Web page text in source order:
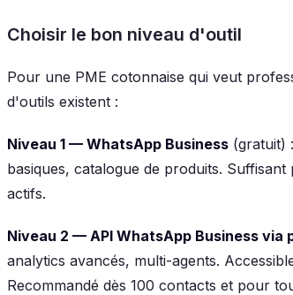
Choisir le bon niveau d'outil
Pour une PME cotonnaise qui veut
d'outils existent :
Niveau 1 — WhatsApp Business (gratuit)
basiques, catalogue de produits.
actifs.
Niveau 2 — API WhatsApp Business via
analytics avancés, multi-agents.
Recommandé dès 100 contacts et pour